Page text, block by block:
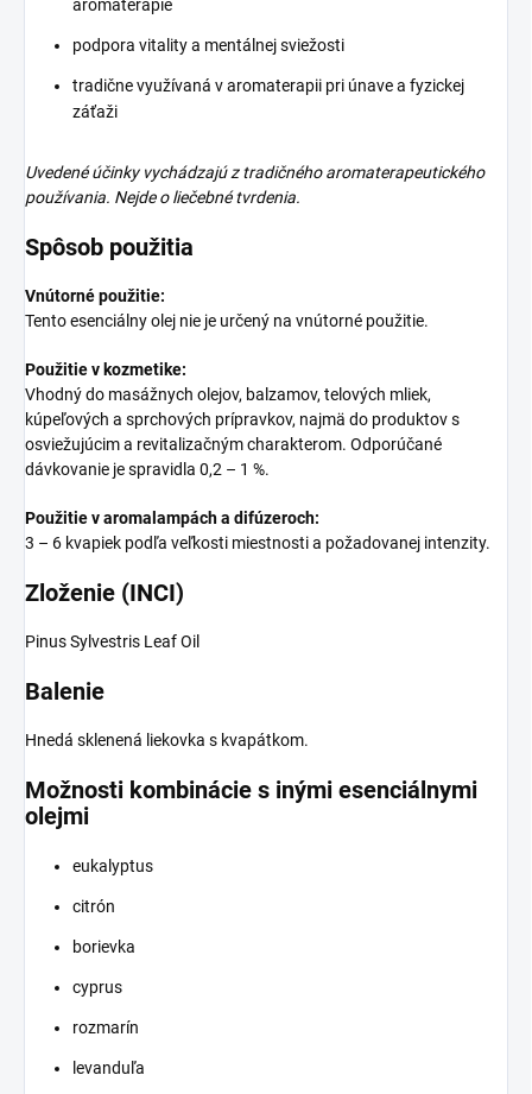
aromaterapie
podpora vitality a mentálnej sviežosti
tradične využívaná v aromaterapii pri únave a fyzickej
záťaži
Uvedené účinky vychádzajú z tradičného aromaterapeutického
používania. Nejde o liečebné tvrdenia.
Spôsob použitia
Vnútorné použitie:
Tento esenciálny olej nie je určený na vnútorné použitie.
Použitie v kozmetike:
Vhodný do masážnych olejov, balzamov, telových mliek,
kúpeľových a sprchových prípravkov, najmä do produktov s
osviežujúcim a revitalizačným charakterom. Odporúčané
dávkovanie je spravidla 0,2 – 1 %.
Použitie v aromalampách a difúzeroch:
3 – 6 kvapiek podľa veľkosti miestnosti a požadovanej intenzity.
Zloženie (INCI)
Pinus Sylvestris Leaf Oil
Balenie
Hnedá sklenená liekovka s kvapátkom.
Možnosti kombinácie s inými esenciálnymi
olejmi
eukalyptus
citrón
borievka
cyprus
rozmarín
levanduľa